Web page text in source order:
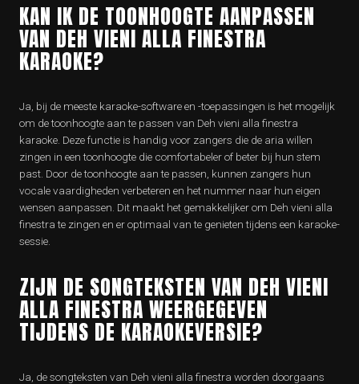
KAN IK DE TOONHOOGTE AANPASSEN
VAN DEH VIENI ALLA FINESTRA
KARAOKE?
Ja, bij de meeste karaoke-software en -toepassingen is het mogelijk
om de toonhoogte aan te passen van Deh vieni alla finestra
karaoke. Deze functie is handig voor zangers die de aria willen
zingen in een toonhoogte die comfortabeler of beter bij hun stem
past. Door de toonhoogte aan te passen, kunnen zangers hun
vocale vaardigheden verbeteren en het nummer naar hun eigen
wensen aanpassen. Dit maakt het gemakkelijker om Deh vieni alla
finestra te zingen en er optimaal van te genieten tijdens een karaoke-
sessie.
ZIJN DE SONGTEKSTEN VAN DEH VIENI
ALLA FINESTRA WEERGEGEVEN
TIJDENS DE KARAOKEVERSIE?
Ja, de songteksten van Deh vieni alla finestra worden doorgaans